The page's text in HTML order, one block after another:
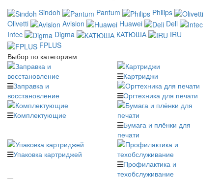
Sindoh
Pantum
Philips
Olivetti
Avision Huawei
Deli
Intec
Digma КАТЮША
IRU
FPLUS
Выбор по категориям
Заправка и
восстановление
Картриджи
Оргтехника для печати
Комплектующие
Бумага и плёнки для
печати
Упаковка картриджей
Профилактика и
техобслуживание